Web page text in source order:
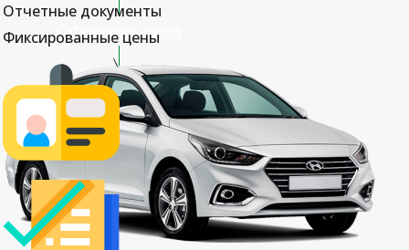
Оформить заказ
Отчетные документы
Фиксированные цены